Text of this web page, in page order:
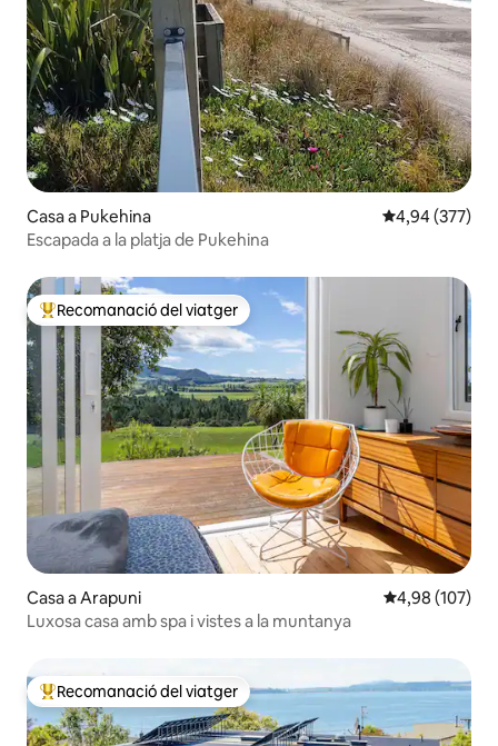
Casa a Pukehina 4,94 de
4,94 (377)
Escapada a la platja de Pukehina
Principals recomanacions dels viatgers
Recomanació del viatger
Casa a Arapuni 4,98 de
4,98 (107)
Luxosa casa amb spa i vistes a la muntanya
Principals recomanacions dels viatgers
Recomanació del viatger